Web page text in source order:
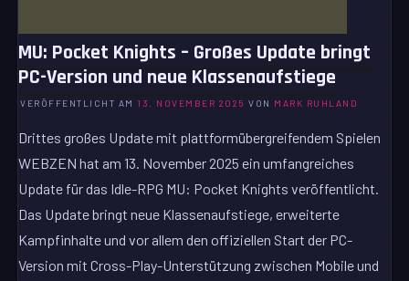
MU: Pocket Knights – Großes Update bringt
PC-Version und neue Klassenaufstiege
VERÖFFENTLICHT AM 13. NOVEMBER 2025 VON MARK RUHLAND
Drittes großes Update mit plattformübergreifendem Spielen
WEBZEN hat am 13. November 2025 ein umfangreiches
Update für das Idle-RPG MU: Pocket Knights veröffentlicht.
Das Update bringt neue Klassenaufstiege, erweiterte
Kampfinhalte und vor allem den offiziellen Start der PC-
Version mit Cross-Play-Unterstützung zwischen Mobile und